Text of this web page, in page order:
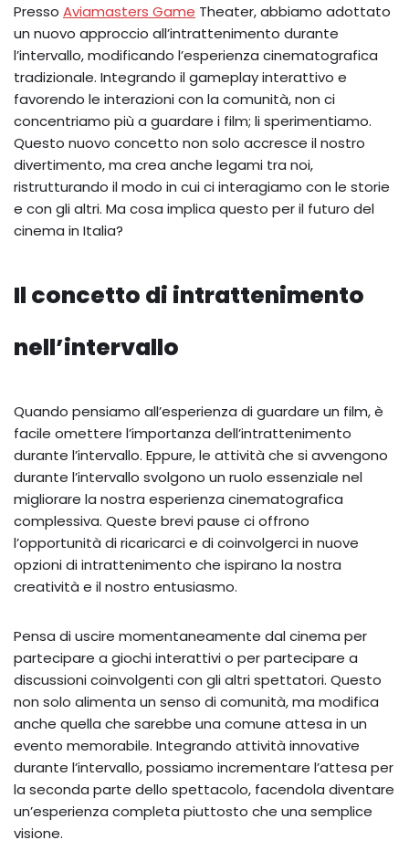
Presso Aviamasters Game Theater, abbiamo adottato
un nuovo approccio all’intrattenimento durante
l’intervallo, modificando l’esperienza cinematografica
tradizionale. Integrando il gameplay interattivo e
favorendo le interazioni con la comunità, non ci
concentriamo più a guardare i film; li sperimentiamo.
Questo nuovo concetto non solo accresce il nostro
divertimento, ma crea anche legami tra noi,
ristrutturando il modo in cui ci interagiamo con le storie
e con gli altri. Ma cosa implica questo per il futuro del
cinema in Italia?
Il concetto di intrattenimento
nell’intervallo
Quando pensiamo all’esperienza di guardare un film, è
facile omettere l’importanza dell’intrattenimento
durante l’intervallo. Eppure, le attività che si avvengono
durante l’intervallo svolgono un ruolo essenziale nel
migliorare la nostra esperienza cinematografica
complessiva. Queste brevi pause ci offrono
l’opportunità di ricaricarci e di coinvolgerci in nuove
opzioni di intrattenimento che ispirano la nostra
creatività e il nostro entusiasmo.
Pensa di uscire momentaneamente dal cinema per
partecipare a giochi interattivi o per partecipare a
discussioni coinvolgenti con gli altri spettatori. Questo
non solo alimenta un senso di comunità, ma modifica
anche quella che sarebbe una comune attesa in un
evento memorabile. Integrando attività innovative
durante l’intervallo, possiamo incrementare l’attesa per
la seconda parte dello spettacolo, facendola diventare
un’esperienza completa piuttosto che una semplice
visione.